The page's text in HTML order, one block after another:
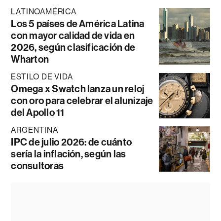
LATINOAMÉRICA
Los 5 países de América Latina
con mayor calidad de vida en
2026, según clasificación de
Wharton
ESTILO DE VIDA
Omega x Swatch lanza un reloj
con oro para celebrar el alunizaje
del Apollo 11
ARGENTINA
IPC de julio 2026: de cuánto
sería la inflación, según las
consultoras